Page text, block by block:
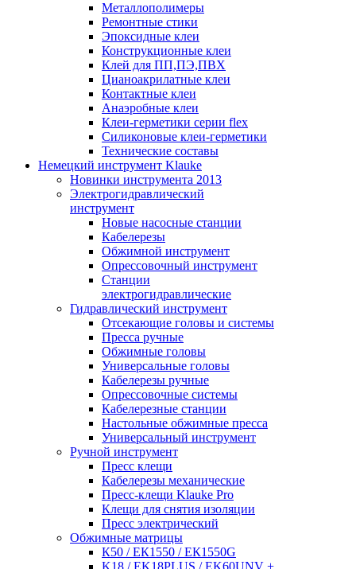
Металлополимеры
Ремонтные стики
Эпоксидные клеи
Конструкционные клеи
Клей для ПП,ПЭ,ПВХ
Цианоакрилатные клеи
Контактные клеи
Анаэробные клеи
Клеи-герметики серии flex
Силиконовые клеи-герметики
Технические составы
Немецкий инструмент Klauke
Новинки инструмента 2013
Электрогидравлический
инструмент
Новые насосные станции
Кабелерезы
Обжимной инструмент
Опрессовочный инструмент
Станции
электрогидравлические
Гидравлический инструмент
Отсекающие головы и системы
Пресса ручные
Обжимные головы
Универсальные головы
Кабелерезы ручные
Опрессовочные системы
Кабелерезные станции
Настольные обжимные пресса
Универсальный инструмент
Ручной инструмент
Пресс клещи
Кабелерезы механические
Пресс-клещи Klauke Pro
Клещи для снятия изоляции
Пресс электрический
Обжимные матрицы
К50 / ЕК1550 / ЕК1550G
K18 / EK18PLUS / EK60UNV +